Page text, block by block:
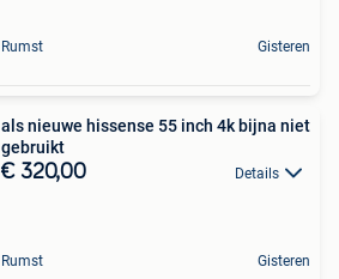
Rumst Gisteren
als nieuwe hissense 55 inch 4k bijna niet
gebruikt
€ 320,00 Details
Rumst Gisteren